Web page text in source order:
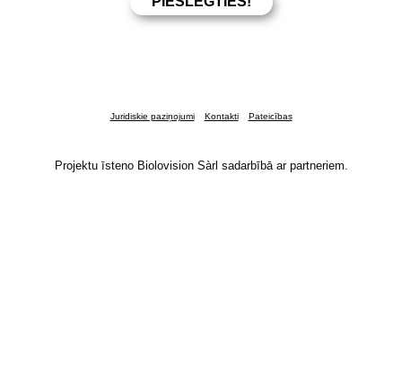
Juridiskie paziņojumi Kontakti Pateicības
Projektu īsteno Biolovision Sàrl sadarbībā ar partneriem.